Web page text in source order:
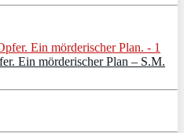
Ein mörderischer Plan – S.M.